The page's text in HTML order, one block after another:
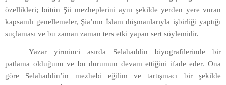
özellikleri; bütün Şii mezheplerini aynı şekilde yerden yere vuran
kapsamlı genellemeler, Şia’nın İslam düşmanlarıyla işbirliği yaptığı
suçlaması ve bu zaman zaman ters etki yapan sert söylemidir.
Yazar yirminci asırda Selahaddin biyografilerinde bir
patlama olduğunu ve bu durumun devam ettiğini ifade eder. Ona
göre Selahaddin’in mezhebi eğilim ve tartışmacı bir şekilde